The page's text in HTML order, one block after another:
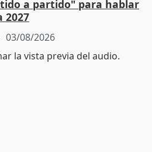
a partido" para hablar
2027
03/08/2026